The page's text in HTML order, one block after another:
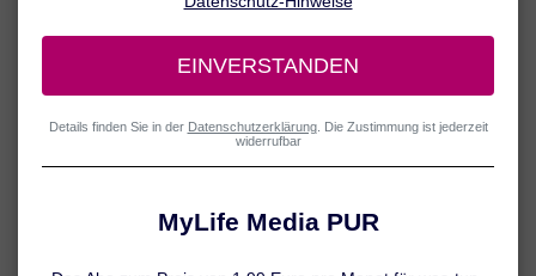
Grundlage für ihre besondere Kombination aus sprachlicher
Präzision und fachlich fundiertem Gesundheitswissen.
Nach ersten journalistischen Stationen im Gesundheitsfernsehen,
unter anderem für den Bayerischen Rundfunk (BR), wechselte sie in
DVGE Deutschen Verlag für Gesundheit und Ernährung sowie bei